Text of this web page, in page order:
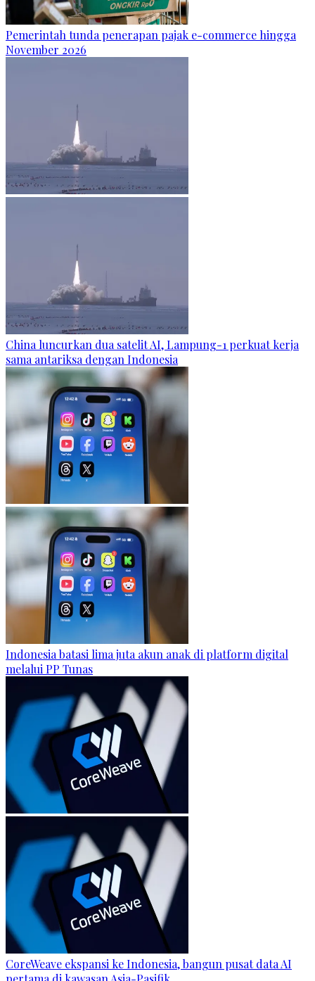
Pemerintah tunda penerapan pajak e-commerce hingga
November 2026
China luncurkan dua satelit AI, Lampung-1 perkuat kerja
sama antariksa dengan Indonesia
Indonesia batasi lima juta akun anak di platform digital
melalui PP Tunas
CoreWeave ekspansi ke Indonesia, bangun pusat data AI